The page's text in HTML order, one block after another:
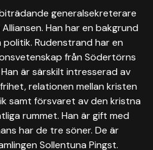
generalsekreterare
Han har en bakgrund
Rudenstrand har en
från Södertörns
är särskilt intresserad av
relationen mellan kristen
samt försvaret av den kristna
rummet. Han är gift med
har de tre söner. De är
Sollentuna Pingst.